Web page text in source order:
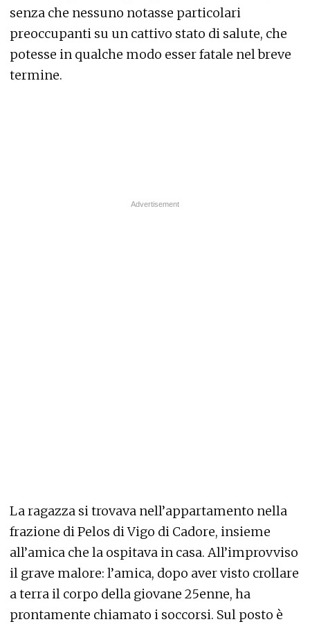
senza che nessuno notasse particolari
preoccupanti su un cattivo stato di salute, che
potesse in qualche modo esser fatale nel breve
termine.
La ragazza si trovava nell’appartamento nella
frazione di Pelos di Vigo di Cadore, insieme
all’amica che la ospitava in casa. All’improvviso
il grave malore: l’amica, dopo aver visto crollare
a terra il corpo della giovane 25enne, ha
prontamente chiamato i soccorsi. Sul posto è